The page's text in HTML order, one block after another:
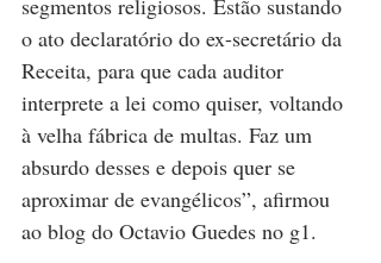
segmentos religiosos. Estão sustando
o ato declaratório do ex-secretário da
Receita, para que cada auditor
interprete a lei como quiser, voltando
à velha fábrica de multas. Faz um
absurdo desses e depois quer se
aproximar de evangélicos”, afirmou
ao blog do Octavio Guedes no g1.